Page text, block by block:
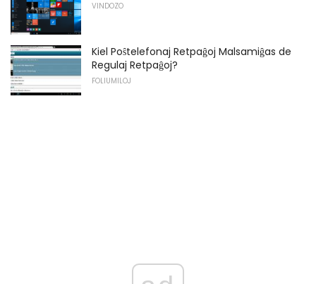
VINDOZO
Kiel Poŝtelefonaj Retpaĝoj Malsamiĝas de
Regulaj Retpaĝoj?
FOLIUMILOJ